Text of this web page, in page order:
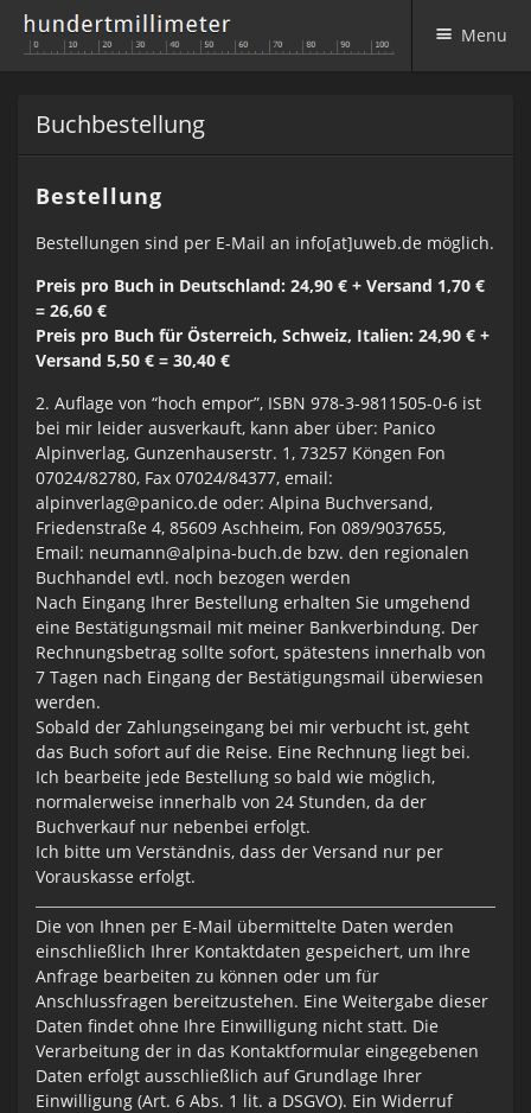
Menu
Buchbestellung
Bestellung
Bestellungen sind per E-Mail an info[at]uweb.de möglich.
Preis pro Buch in Deutschland: 24,90 € + Versand 1,70 €
= 26,60 €
Preis pro Buch für Österreich, Schweiz, Italien: 24,90 € +
Versand 5,50 € = 30,40 €
2. Auflage von “hoch empor”, ISBN 978-3-9811505-0-6 ist
bei mir leider ausverkauft, kann aber über: Panico
Alpinverlag, Gunzenhauserstr. 1, 73257 Köngen Fon
07024/82780, Fax 07024/84377, email:
alpinverlag@panico.de oder: Alpina Buchversand,
Friedenstraße 4, 85609 Aschheim, Fon 089/9037655,
Email: neumann@alpina-buch.de bzw. den regionalen
Buchhandel evtl. noch bezogen werden
Nach Eingang Ihrer Bestellung erhalten Sie umgehend
eine Bestätigungsmail mit meiner Bankverbindung. Der
Rechnungsbetrag sollte sofort, spätestens innerhalb von
7 Tagen nach Eingang der Bestätigungsmail überwiesen
werden.
Sobald der Zahlungseingang bei mir verbucht ist, geht
das Buch sofort auf die Reise. Eine Rechnung liegt bei.
Ich bearbeite jede Bestellung so bald wie möglich,
normalerweise innerhalb von 24 Stunden, da der
Buchverkauf nur nebenbei erfolgt.
Ich bitte um Verständnis, dass der Versand nur per
Vorauskasse erfolgt.
Die von Ihnen per E-Mail übermittelte Daten werden
einschließlich Ihrer Kontaktdaten gespeichert, um Ihre
Anfrage bearbeiten zu können oder um für
Anschlussfragen bereitzustehen. Eine Weitergabe dieser
Daten findet ohne Ihre Einwilligung nicht statt. Die
Verarbeitung der in das Kontaktformular eingegebenen
Daten erfolgt ausschließlich auf Grundlage Ihrer
Einwilligung (Art. 6 Abs. 1 lit. a DSGVO). Ein Widerruf